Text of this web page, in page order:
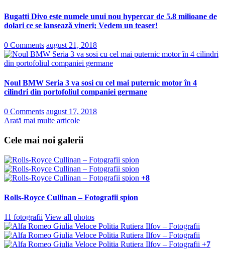
Bugatti Divo este numele unui nou hypercar de 5.8 milioane de
dolari ce se lansează vineri; Vedem un teaser!
0 Comments august 21, 2018
Noul BMW Seria 3 va sosi cu cel mai puternic motor în 4
cilindri din portofoliul companiei germane
0 Comments august 17, 2018
Arată mai multe articole
Cele mai noi galerii
+8
Rolls-Royce Cullinan – Fotografii spion
11 fotografii View all photos
+7